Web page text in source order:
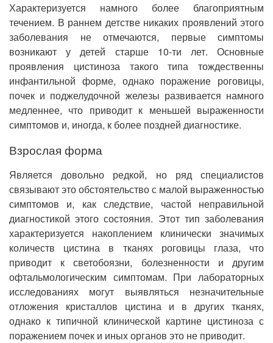
Характеризуется намного более благоприятным
течением. В раннем детстве никаких проявлений этого
заболевания не отмечаются, первые симптомы
возникают у детей старше 10-ти лет. Основные
проявления цистиноза такого типа тождественны
инфантильной форме, однако поражение роговицы,
почек и поджелудочной железы развивается намного
медленнее, что приводит к меньшей выраженности
симптомов и, иногда, к более поздней диагностике.
Взрослая форма
Является довольно редкой, но ряд специалистов
связывают это обстоятельство с малой выраженностью
симптомов и, как следствие, частой неправильной
диагностикой этого состояния. Этот тип заболевания
характеризуется накоплением клинически значимых
количеств цистина в тканях роговицы глаза, что
приводит к светобоязни, болезненности и другим
офтальмологическим симптомам. При лабораторных
исследованиях могут выявляться незначительные
отложения кристаллов цистина и в других тканях,
однако к типичной клинической картине цистиноза с
поражением почек и иных органов это не приводит.